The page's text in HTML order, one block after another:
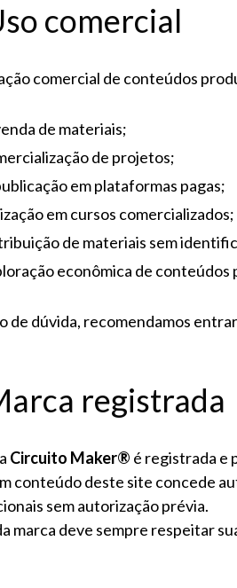
comercial
comercial de conteúdos
de materiais;
de projetos;
em plataformas pagas;
em cursos comercializados;
de materiais sem
econômica de conteúdos
de dúvida, recomendamos
registrada
Circuito Maker® é registrada e
conteúdo deste site concede
sem autorização prévia.
marca deve sempre respeitar